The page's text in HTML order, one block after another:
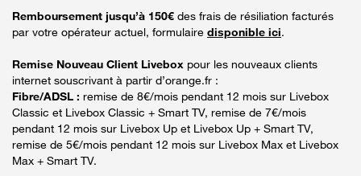
Remboursement jusqu’à 150€ des frais de résiliation facturés
par votre opérateur actuel, formulaire disponible ici.
Remise Nouveau Client Livebox pour les nouveaux clients
internet souscrivant à partir d’orange.fr :
Fibre/ADSL : remise de 8€/mois pendant 12 mois sur Livebox
Classic et Livebox Classic + Smart TV, remise de 7€/mois
pendant 12 mois sur Livebox Up et Livebox Up + Smart TV,
remise de 5€/mois pendant 12 mois sur Livebox Max et Livebox
Max + Smart TV.